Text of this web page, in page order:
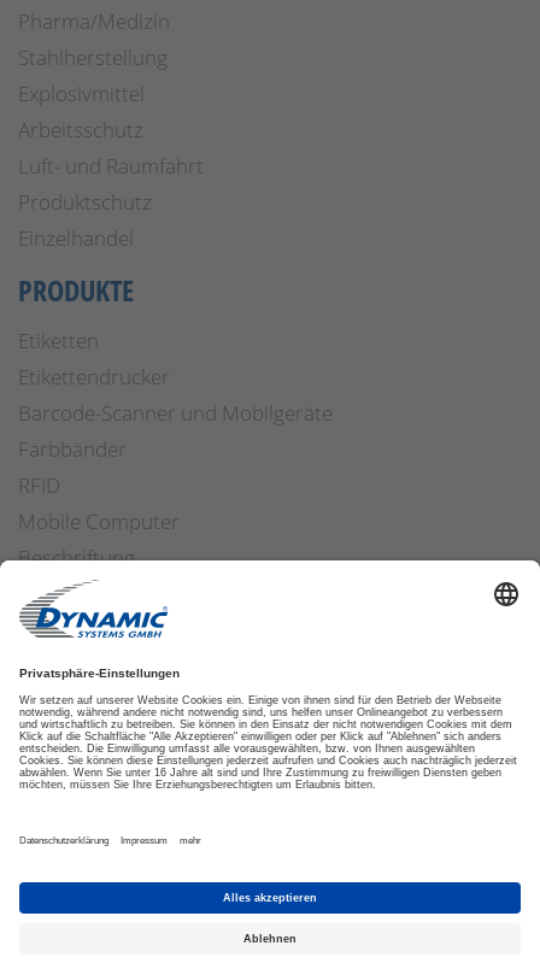
Pharma/Medizin
Stahlherstellung
Explosivmittel
Arbeitsschutz
Luft- und Raumfahrt
Produktschutz
Einzelhandel
PRODUKTE
Etiketten
Etikettendrucker
Barcode-Scanner und Mobilgeräte
Farbbänder
RFID
Mobile Computer
Beschriftung
Arbeitssicherheit
Applikatoren
Etiketten Software
ETIKETTENFINDER
DATENSCHUTZ IMPRESSUM
© 2026 DYNAMIC SYSTEMS GMBH